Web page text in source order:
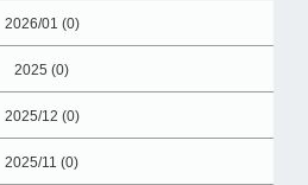
2026/01 (0)
2025 (0)
2025/12 (0)
2025/11 (0)